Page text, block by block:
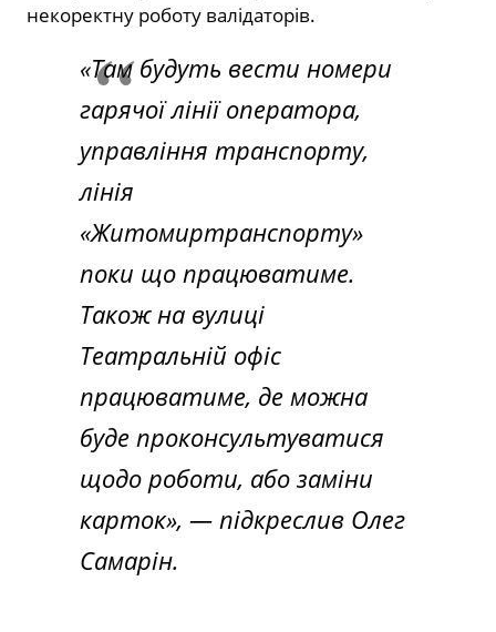
некоректну роботу валідаторів.
«Там будуть вести номери
гарячої лінії оператора,
управління транспорту,
лінія
«Житомиртранспорту»
поки що працюватиме.
Також на вулиці
Театральній офіс
працюватиме, де можна
буде проконсультуватися
щодо роботи, або заміни
карток», — підкреслив Олег
Самарін.